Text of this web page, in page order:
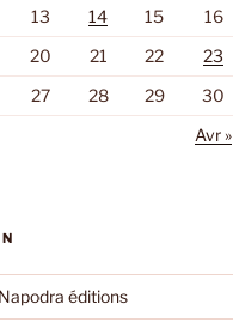
13 14 15 16
20 21 22 23
27 28 29 30
Avr »
éditions